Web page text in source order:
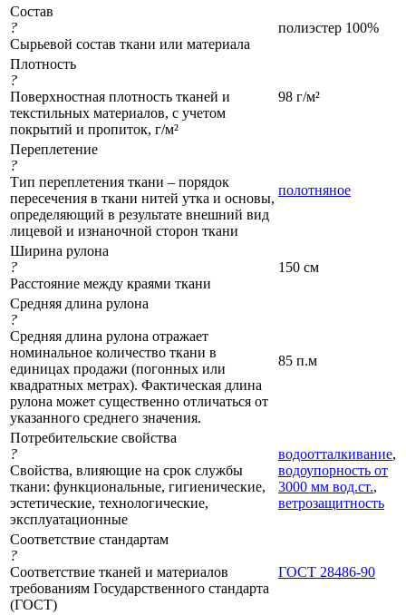
Состав
?
Сырьевой состав ткани или материала
полиэстер 100%
Плотность
?
Поверхностная плотность тканей и
текстильных материалов, с учетом
покрытий и пропиток, г/м²
98 г/м²
Переплетение
?
Тип переплетения ткани – порядок
пересечения в ткани нитей утка и основы,
определяющий в результате внешний вид
лицевой и изнаночной сторон ткани
полотняное
Ширина рулона
?
Расстояние между краями ткани
150 см
Средняя длина рулона
?
Средняя длина рулона отражает
номинальное количество ткани в
единицах продажи (погонных или
квадратных метрах). Фактическая длина
рулона может существенно отличаться от
указанного среднего значения.
85 п.м
Потребительские свойства
?
Свойства, влияющие на срок службы
ткани: функциональные, гигиенические,
эстетические, технологические,
эксплуатационные
водоотталкивание,
водоупорность от
3000 мм вод.ст.,
ветрозащитность
Соответствие стандартам
?
Соответствие тканей и материалов
требованиям Государственного стандарта
(ГОСТ)
ГОСТ 28486-90